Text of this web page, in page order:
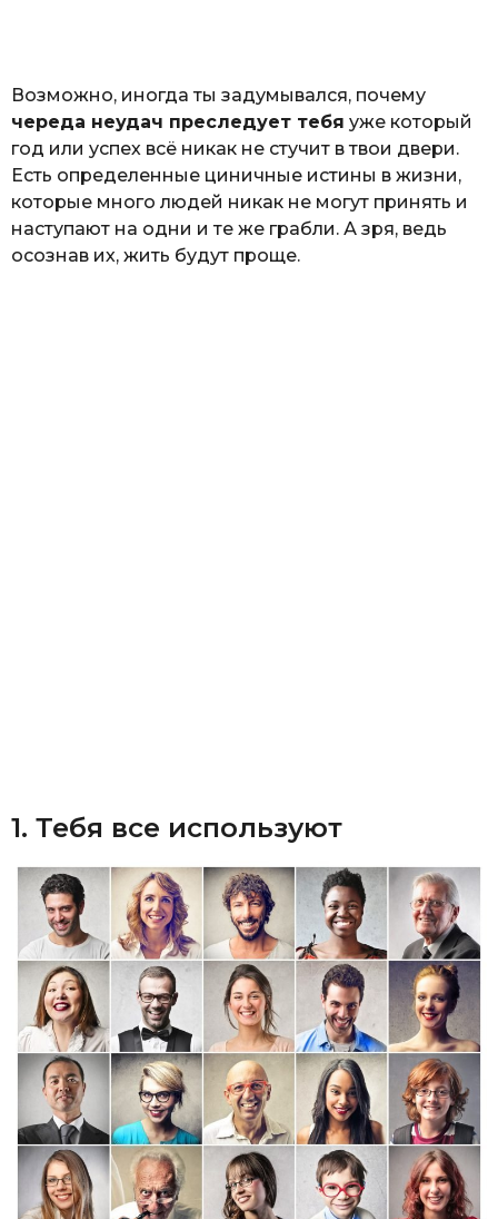
Возможно, иногда ты задумывался, почему
череда неудач преследует тебя уже который
год или успех всё никак не стучит в твои двери.
Есть определенные циничные истины в жизни,
которые много людей никак не могут принять и
наступают на одни и те же грабли. А зря, ведь
осознав их, жить будут проще.
1. Тебя все используют